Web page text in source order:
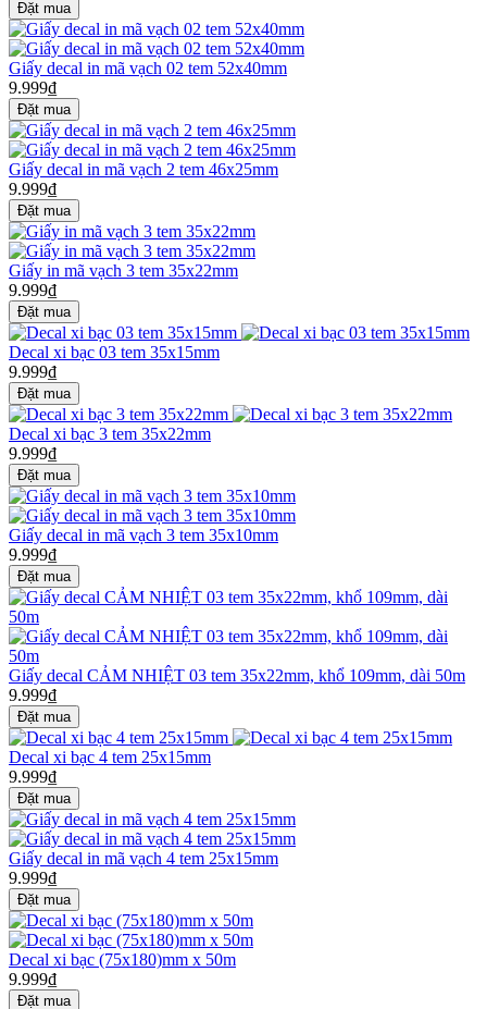
Giấy decal in mã vạch 02 tem 52x40mm
9.999₫
Giấy decal in mã vạch 2 tem 46x25mm
9.999₫
Giấy in mã vạch 3 tem 35x22mm
9.999₫
Decal xi bạc 03 tem 35x15mm
9.999₫
Decal xi bạc 3 tem 35x22mm
9.999₫
Giấy decal in mã vạch 3 tem 35x10mm
9.999₫
Giấy decal CẢM NHIỆT 03 tem 35x22mm, khổ 109mm, dài 50m
9.999₫
Decal xi bạc 4 tem 25x15mm
9.999₫
Giấy decal in mã vạch 4 tem 25x15mm
9.999₫
Decal xi bạc (75x180)mm x 50m
9.999₫